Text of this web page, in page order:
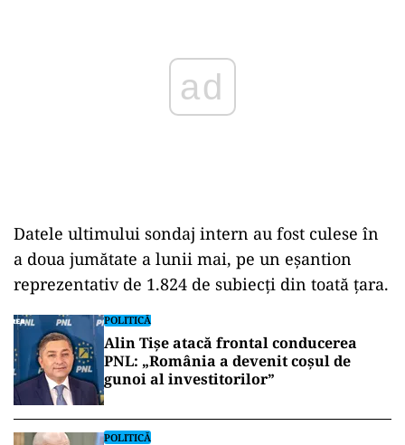
Datele ultimului sondaj intern au fost culese în
a doua jumătate a lunii mai, pe un eșantion
reprezentativ de 1.824 de subiecți din toată țara.
POLITICĂ
Alin Tișe atacă frontal conducerea
PNL: „România a devenit coșul de
gunoi al investitorilor”
POLITICĂ